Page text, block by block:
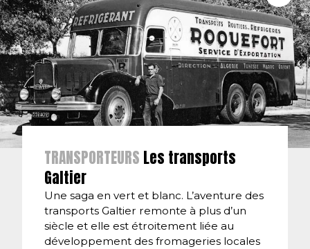
TRANSPORTEURS Les transports
Galtier
Une saga en vert et blanc. L’aventure des
transports Galtier remonte à plus d’un
siècle et elle est étroitement liée au
développement des fromageries locales